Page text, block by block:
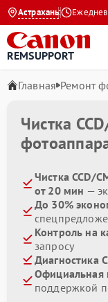
Астрахань
на Яндекс Ежедневно
REMSUPPORT
Главная Ремонт
Чистка
Чистка CCD/
от 20 мин —
До 30%
Контроль на
запросу
Диагностика
Официальная
поддержкой